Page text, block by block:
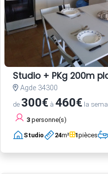
Studio + PKg 200m
Agde 34300
de 300€ à 460€ la
3 personne(s)
Studio 24m² 1pièces